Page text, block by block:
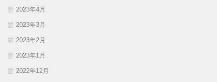
2023年4月
2023年3月
2023年2月
2023年1月
2022年12月